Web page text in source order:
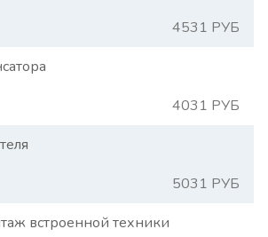
4531 РУБ
4031 РУБ
5031 РУБ
встроенной техники